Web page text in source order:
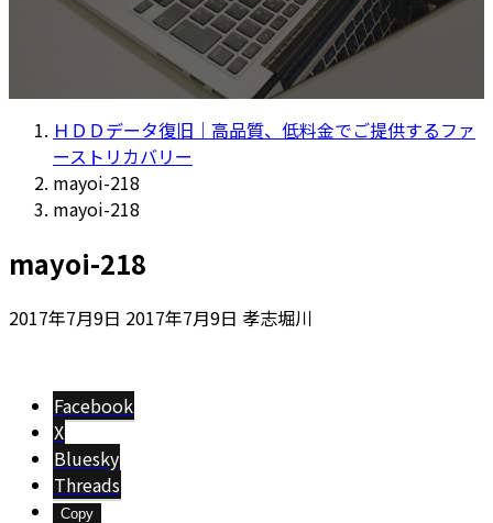
ＨＤＤデータ復旧｜高品質、低料金でご提供するファ
ーストリカバリー
mayoi-218
mayoi-218
mayoi-218
2017年7月9日 最
新
日
2017年7月9日 孝志堀川
Facebook
X
Bluesky
Threads
Copy